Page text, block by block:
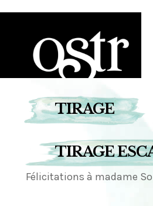
TIRAGE
TIRAGE
Félicitations à madame